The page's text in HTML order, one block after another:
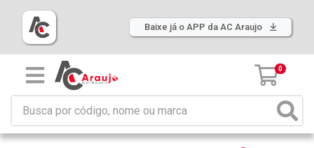
Baixe já o APP da AC Araujo
0